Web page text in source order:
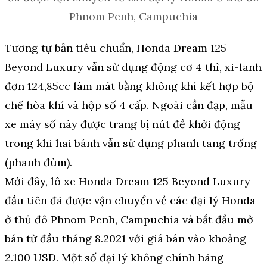
Phnom Penh, Campuchia
Tương tự bản tiêu chuẩn, Honda Dream 125
Beyond Luxury vẫn sử dụng động cơ 4 thì, xi-lanh
đơn 124,85cc làm mát bằng không khí kết hợp bộ
chế hòa khí và hộp số 4 cấp. Ngoài cần đạp, mẫu
xe máy số này được trang bị nút đề khởi động
trong khi hai bánh vẫn sử dụng phanh tang trống
(phanh đùm).
Mới đây, lô xe Honda Dream 125 Beyond Luxury
đầu tiên đã được vận chuyển về các đại lý Honda
ở thủ đô Phnom Penh, Campuchia và bắt đầu mở
bán từ đầu tháng 8.2021 với giá bán vào khoảng
2.100 USD. Một số đại lý không chính hãng